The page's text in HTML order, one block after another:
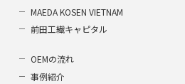
MAEDA KOSEN VIETNAM
前田工繊キャピタル
OEMの流れ
事例紹介